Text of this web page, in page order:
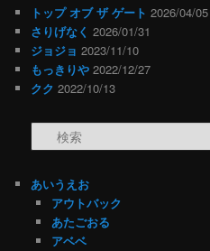
トップ オブ ザ ゲート 2026/04/05
さりげなく 2026/01/31
ジョジョ 2023/11/10
もっきりや 2022/12/27
クク 2022/10/13
あいうえお
アウトバック
あたごおる
アベベ